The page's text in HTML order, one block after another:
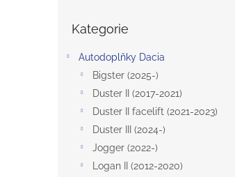
kategorie
Kategorie
Autodoplňky Dacia
Bigster (2025-)
Duster II (2017-2021)
Duster II facelift (2021-2023)
Duster III (2024-)
Jogger (2022-)
Logan II (2012-2020)